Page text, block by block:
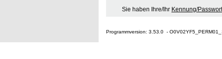
Sie haben Ihre/Ihr Kennung/
Programmversion: 3.53.0 -